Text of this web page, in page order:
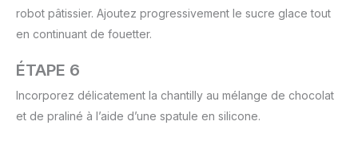
robot pâtissier. Ajoutez progressivement le sucre glace tout
en continuant de fouetter.
ÉTAPE 6
Incorporez délicatement la chantilly au mélange de chocolat
et de praliné à l’aide d’une spatule en silicone.